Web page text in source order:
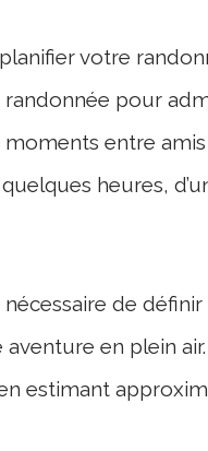
votre
pour
entre
heures,
nécessaire de
en plein
estimant